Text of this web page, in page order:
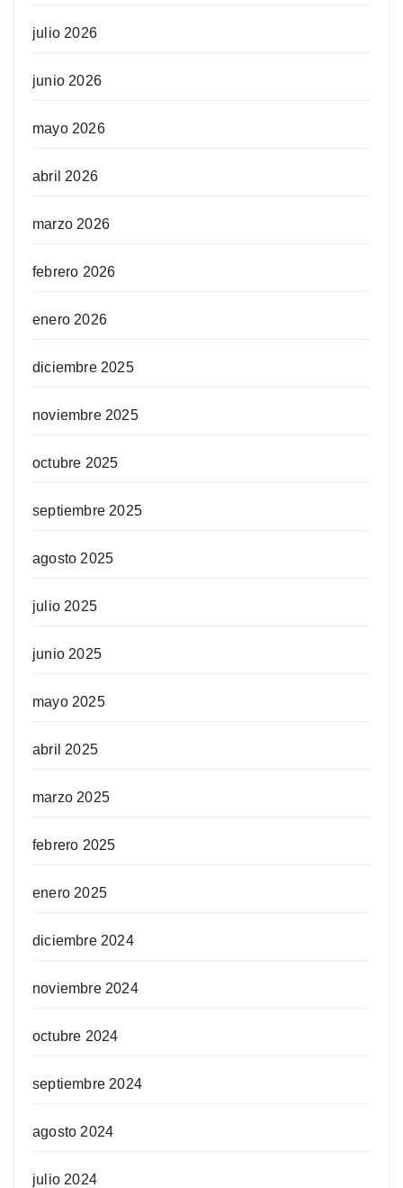
julio 2026
junio 2026
mayo 2026
abril 2026
marzo 2026
febrero 2026
enero 2026
diciembre 2025
noviembre 2025
octubre 2025
septiembre 2025
agosto 2025
julio 2025
junio 2025
mayo 2025
abril 2025
marzo 2025
febrero 2025
enero 2025
diciembre 2024
noviembre 2024
octubre 2024
septiembre 2024
agosto 2024
julio 2024